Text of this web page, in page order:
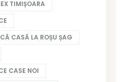
TIMIȘOARA
CASĂ LA ROȘU ȘAG
CASE NOI